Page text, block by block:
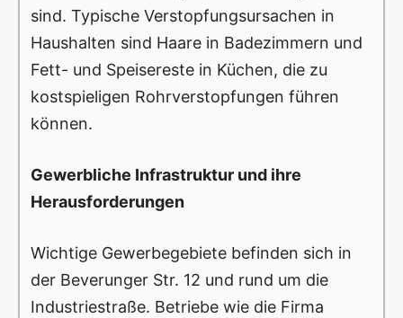
sind. Typische Verstopfungsursachen in
Haushalten sind Haare in Badezimmern und
Fett- und Speisereste in Küchen, die zu
kostspieligen Rohrverstopfungen führen
können.
Gewerbliche Infrastruktur und ihre
Herausforderungen
Wichtige Gewerbegebiete befinden sich in
der Beverunger Str. 12 und rund um die
Industriestraße. Betriebe wie die Firma